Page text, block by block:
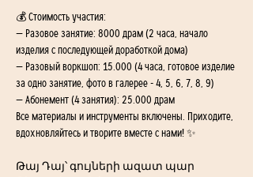
💰 Стоимость участия:
— Разовое занятие: 8000 драм (2 часа, начало
изделия с последующей доработкой дома)
— Разовый воркшоп: 15.000 (4 часа, готовое изделие
за одно занятие, фото в галерее - 4, 5, 6, 7, 8, 9)
— Абонемент (4 занятия): 25.000 драм
Все материалы и инструменты включены. Приходите,
вдохновляйтесь и творите вместе с нами! ✨
Թայ Դայ՝ գույների ազատ պար